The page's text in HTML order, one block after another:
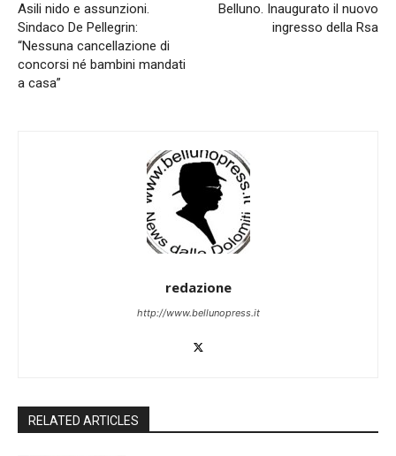
Asili nido e assunzioni.
Sindaco De Pellegrin:
“Nessuna cancellazione di
concorsi né bambini mandati
a casa”
Belluno. Inaugurato il nuovo
ingresso della Rsa
redazione
http://www.bellunopress.it
RELATED ARTICLES